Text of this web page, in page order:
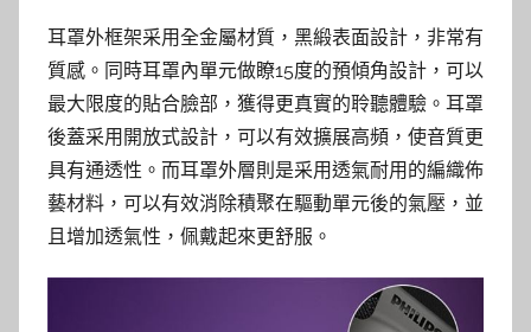
耳罩外框架采用全金屬材質，黑緞表面設計，非常有
質感。同時耳罩內單元做瞭15度的預傾角設計，可以
最大限度的貼合臉部，獲得更真實的聆聽體驗。耳罩
後蓋采用開放式設計，可以有效擴展高頻，使音質更
具有通透性。而耳罩外層則是采用透氣耐用的編織佈
藝材料，可以有效消除積聚在驅動單元後的氣壓，並
且增加透氣性，佩戴起來更舒服。